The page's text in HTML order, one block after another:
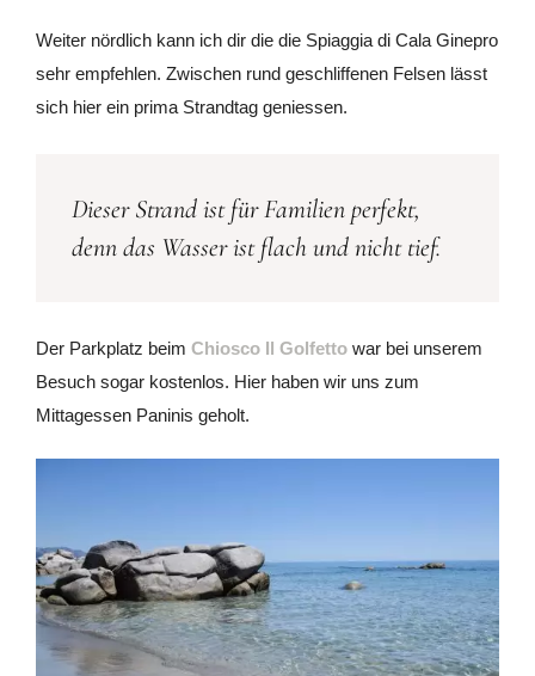
Weiter nördlich kann ich dir die die Spiaggia di Cala Ginepro
sehr empfehlen. Zwischen rund geschliffenen Felsen lässt
sich hier ein prima Strandtag geniessen.
Dieser Strand ist für Familien perfekt,
denn das Wasser ist flach und nicht tief.
Der Parkplatz beim Chiosco Il Golfetto war bei unserem
Besuch sogar kostenlos. Hier haben wir uns zum
Mittagessen Paninis geholt.